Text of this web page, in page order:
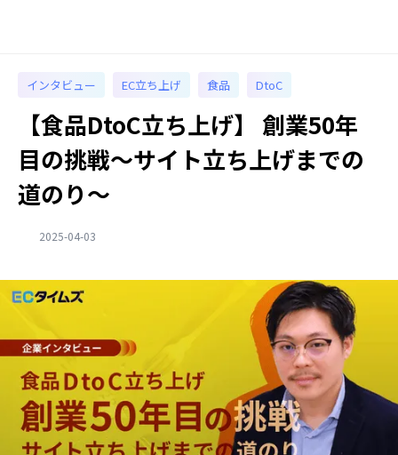
インタビュー EC立ち上げ 食品 DtoC
【食品DtoC立ち上げ】 創業50年
目の挑戦〜サイト立ち上げまでの
道のり〜
2025-04-03